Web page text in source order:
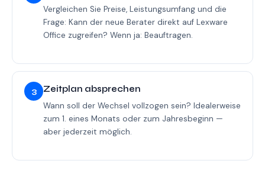
Vergleichen Sie Preise, Leistungsumfang und die
Frage: Kann der neue Berater direkt auf Lexware
Office zugreifen? Wenn ja: Beauftragen.
3 Zeitplan absprechen
Wann soll der Wechsel vollzogen sein? Idealerweise
zum 1. eines Monats oder zum Jahresbeginn —
aber jederzeit möglich.